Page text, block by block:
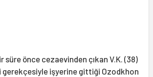
süre önce cezaevinden çıkan V.K. (38)
gerekçesiyle işyerine gittiği Ozodkhon